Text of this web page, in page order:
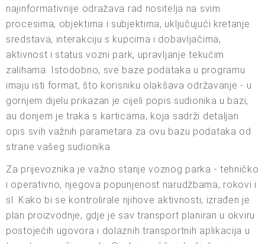
najinformativnije odražava rad nositelja na svim
procesima, objektima i subjektima, uključujući kretanje
sredstava, interakciju s kupcima i dobavljačima,
aktivnost i status vozni park, upravljanje tekućim
zalihama. Istodobno, sve baze podataka u programu
imaju isti format, što korisniku olakšava održavanje - u
gornjem dijelu prikazan je cijeli popis sudionika u bazi,
au donjem je traka s karticama, koja sadrži detaljan
opis svih važnih parametara za ovu bazu podataka od
strane vašeg sudionika.
Za prijevoznika je važno stanje voznog parka - tehničko
i operativno, njegova popunjenost narudžbama, rokovi i
sl. Kako bi se kontrolirale njihove aktivnosti, izrađen je
plan proizvodnje, gdje je sav transport planiran u okviru
postojećih ugovora i dolaznih transportnih aplikacija u